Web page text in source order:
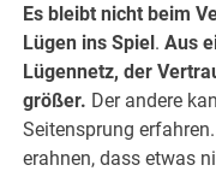
Es bleibt nicht beim
Lügen ins Spiel. Aus
Lügennetz, der
größer. Der andere
Seitensprung
erahnen, dass etwas